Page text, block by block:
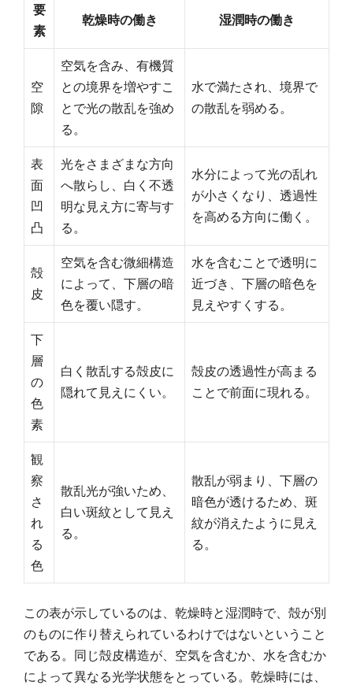
要
素
乾燥時の働き 湿潤時の働き
空
隙
空気を含み、有機質
との境界を増やすこ
とで光の散乱を強め
る。
水で満たされ、境界で
の散乱を弱める。
表
面
凹
凸
光をさまざまな方向
へ散らし、白く不透
明な見え方に寄与す
る。
水分によって光の乱れ
が小さくなり、透過性
を高める方向に働く。
殻
皮
空気を含む微細構造
によって、下層の暗
色を覆い隠す。
水を含むことで透明に
近づき、下層の暗色を
見えやすくする。
下
層
の
色
素
白く散乱する殻皮に
隠れて見えにくい。
殻皮の透過性が高まる
ことで前面に現れる。
観
察
さ
れ
る
色
散乱光が強いため、
白い斑紋として見え
る。
散乱が弱まり、下層の
暗色が透けるため、斑
紋が消えたように見え
る。
この表が示しているのは、乾燥時と湿潤時で、殻が別
のものに作り替えられているわけではないということ
である。同じ殻皮構造が、空気を含むか、水を含むか
によって異なる光学状態をとっている。乾燥時には、